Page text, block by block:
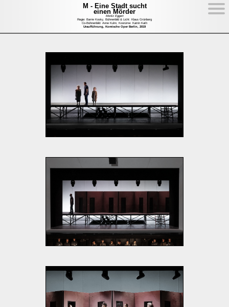
M - Eine Stadt sucht
einen Mörder
Moritz Eggert
Regie: Barrie Kosky, Bühnenbild & Licht: Klaus Grünberg
Co-Bühnenbild: Anne Kuhn, Kostüme: Katrin Kath
Uraufführung, Komische Oper Berlin, 2019